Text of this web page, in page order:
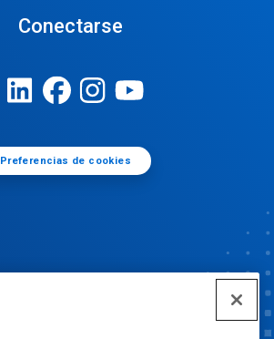
Conectarse
Preferencias de cookies